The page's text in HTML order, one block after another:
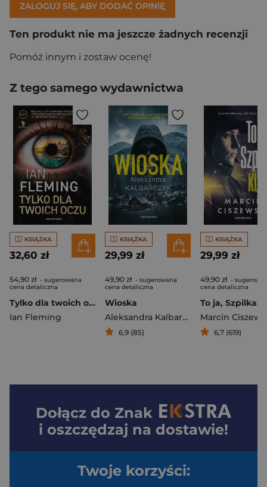
ZALOGUJ SIĘ, ABY DODAĆ OPINIĘ
Ten produkt nie ma jeszcze żadnych recenzji
Pomóż innym i zostaw ocenę!
Z tego samego wydawnictwa
KSIĄŻKA
32,60 zł
54,90 zł - sugerowana
cena detaliczna
Tylko dla twoich oczu
Ian Fleming
KSIĄŻKA
29,99 zł
49,90 zł - sugerowana
cena detaliczna
Wioska
Aleksandra Kalbarczyk
6,9 (85)
KSIĄŻKA
29,99 zł
49,90 zł -
cena detaliczna
To ja, Szpilka.
Marcin
6,7 (619)
Dołącz do Znak
i oszczędzaj na dostawie!
Twoje korzyści: